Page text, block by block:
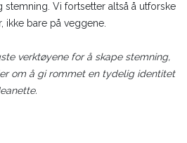
Vi fortsetter altså å utforske
ikke bare på veggene.
verktøyene for å skape stemning,
om å gi rommet en tydelig identitet